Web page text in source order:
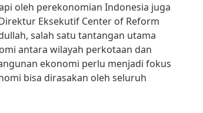
oleh perekonomian Indonesia juga
Eksekutif Center of Reform
salah satu tantangan utama
antara wilayah perkotaan dan
ekonomi perlu menjadi fokus
bisa dirasakan oleh seluruh